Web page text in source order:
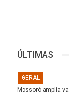
ÚLTIMAS
GERAL
Mossoró amplia